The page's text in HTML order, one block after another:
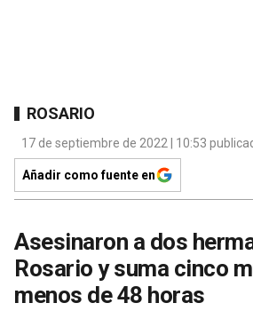
ROSARIO
17 de septiembre de 2022 | 10:53
Añadir como fuente en
Asesinaron a dos
Rosario y suma cinco
menos de 48 horas